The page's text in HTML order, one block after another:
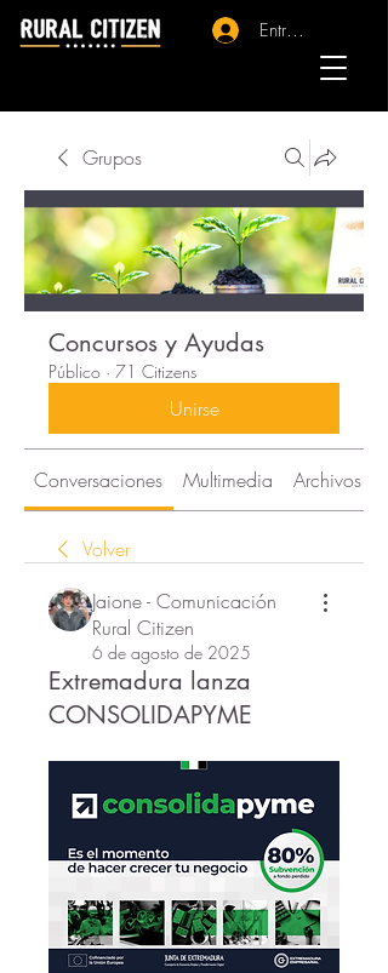
Entrar - Registro
Grupos
Concursos y Ayudas
Público · 71 Citizens
Unirse
Conversaciones Multimedia Archivos
Volver
Jaione - Comunicación
Rural Citizen
6 de agosto de 2025
Extremadura lanza
CONSOLIDAPYME